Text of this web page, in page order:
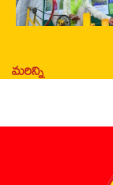
మరిన్ని